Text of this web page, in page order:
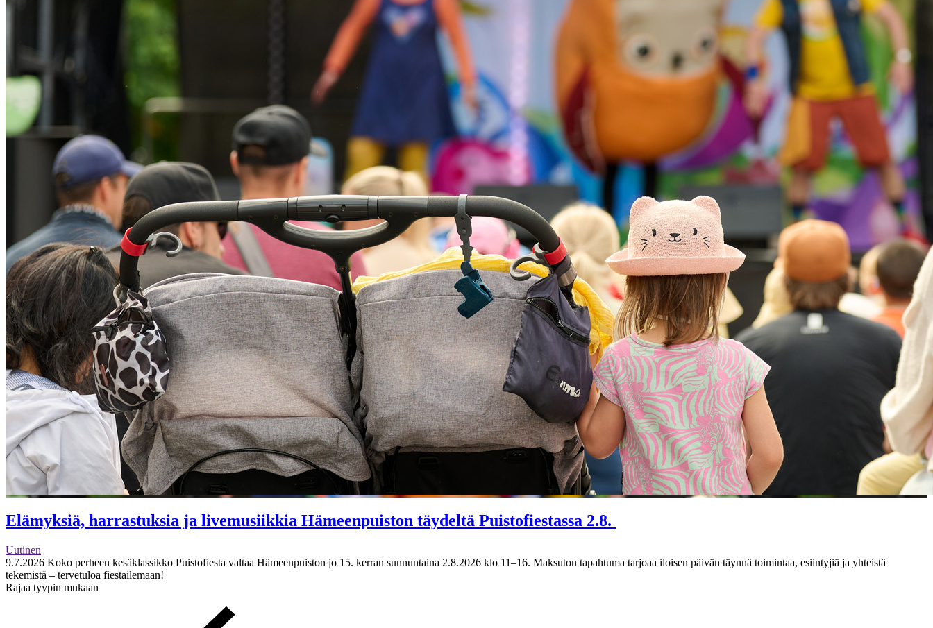
Elämyksiä, harrastuksia ja livemusiikkia Hämeenpuiston täydeltä Puistofiestassa 2.8.
Uutinen
9.7.2026 Koko perheen kesäklassikko Puistofiesta valtaa Hämeenpuiston jo 15. kerran sunnuntaina 2.8.2026 klo 11–16. Maksuton tapahtuma tarjoaa iloisen päivän täynnä toimintaa, esiintyjiä ja yhteistä
tekemistä – tervetuloa fiestailemaan!
Rajaa tyypin mukaan